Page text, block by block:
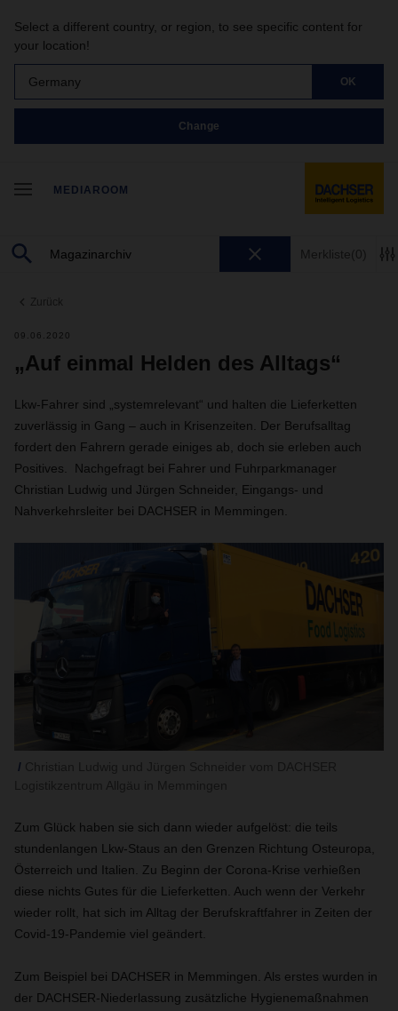
Select a different country, or region, to see specific content for
your location!
Germany OK
Change
MEDIAROOM
Merkliste(0)
Zurück
09.06.2020
„Auf einmal Helden des Alltags“
Lkw-Fahrer sind „systemrelevant“ und halten die Lieferketten
zuverlässig in Gang – auch in Krisenzeiten. Der Berufsalltag
fordert den Fahrern gerade einiges ab, doch sie erleben auch
Positives. Nachgefragt bei Fahrer und Fuhrparkmanager
Christian Ludwig und Jürgen Schneider, Eingangs- und
Nahverkehrsleiter bei DACHSER in Memmingen.
Zum Glück haben sie sich dann wieder aufgelöst: die teils
stundenlangen Lkw-Staus an den Grenzen Richtung Osteuropa,
Österreich und Italien. Zu Beginn der Corona-Krise verhießen
diese nichts Gutes für die Lieferketten. Auch wenn der Verkehr
wieder rollt, hat sich im Alltag der Berufskraftfahrer in Zeiten der
Covid-19-Pandemie viel geändert.
Zum Beispiel bei DACHSER in Memmingen. Als erstes wurden in
der DACHSER-Niederlassung zusätzliche Hygienemaßnahmen